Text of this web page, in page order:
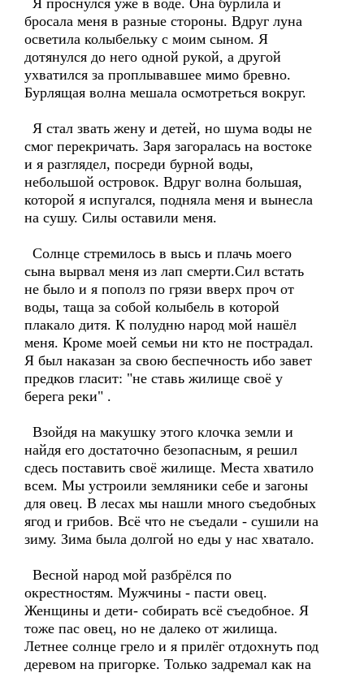
Я проснулся уже в воде. Она бурлила и
бросала меня в разные стороны. Вдруг луна
осветила колыбельку с моим сыном. Я
дотянулся до него одной рукой, а другой
ухватился за проплывавшее мимо бревно.
Бурлящая волна мешала осмотреться вокруг.
Я стал звать жену и детей, но шума воды не
смог перекричать. Заря загоралась на востоке
и я разглядел, посреди бурной воды,
небольшой островок. Вдруг волна большая,
которой я испугался, подняла меня и вынесла
на сушу. Силы оставили меня.
Солнце стремилось в высь и плачь моего
сына вырвал меня из лап смерти.Сил встать
не было и я пополз по грязи вверх проч от
воды, таща за собой колыбель в которой
плакало дитя. К полудню народ мой нашёл
меня. Кроме моей семьи ни кто не пострадал.
Я был наказан за свою беспечность ибо завет
предков гласит: "не ставь жилище своё у
берега реки" .
Взойдя на макушку этого клочка земли и
найдя его достаточно безопасным, я решил
сдесь поставить своё жилище. Места хватило
всем. Мы устроили земляники себе и загоны
для овец. В лесах мы нашли много съедобных
ягод и грибов. Всё что не съедали - сушили на
зиму. Зима была долгой но еды у нас хватало.
Весной народ мой разбрёлся по
окрестностям. Мужчины - пасти овец.
Женщины и дети- собирать всё съедобное. Я
тоже пас овец, но не далеко от жилища.
Летнее солнце грело и я прилёг отдохнуть под
деревом на пригорке. Только задремал как на